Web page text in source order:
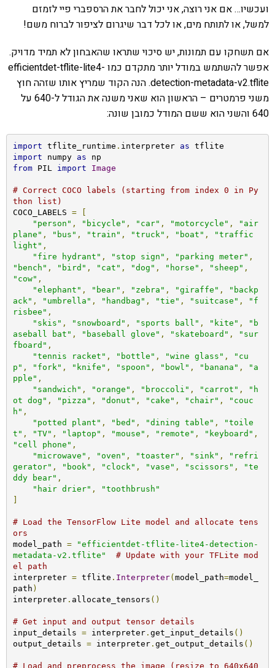
ועכשיו… אם אני רוצה, אני יכול לחבר את הרספברי פיי לזמזם
למשל, או לתותח מים, או לכל דבר שיגרום לציפור לברוח משם!
אם תשחקו עם תמונות, יש סיכוי שתראו שהאבחון לא תמיד מדויק.
אפשר להשתמש במודל יותר מתקדם כמו efficientdet-tflite-lite4-
detection-metadata-v2.tflite. הנה הקוד שמריץ אותו שזהה חוץ
משני פרמטרים – הראשון הוא שאני משנה את הגודל ל-640 על
640 והשני הוא ששם המודל כמובן שונה:
import tflite_runtime . interpreter as
import numpy as
from PIL import Image
# Correct COCO labels (starting from index 0 in Py
thon list)
COCO_LABELS =
"person" , "bicycle" , "car" , "motorcycle" ,
"air
plane" , "bus" , "train" , "truck" , "boat" ,
"traffic
light" ,
"fire hydrant" , "stop sign" , "parking meter" ,
"bench" , "bird" , "cat" , "dog" , "horse" , "sheep" ,
"cow" ,
"elephant" , "bear" , "zebra" , "giraffe" ,
"backp
ack" , "umbrella" , "handbag" , "tie" , "suitcase" ,
"f
risbee" ,
"skis" , "snowboard" , "sports ball" , "kite" ,
"b
aseball bat" , "baseball glove" , "skateboard" ,
"sur
fboard" ,
"tennis racket" , "bottle" , "wine glass" ,
"cu
p" , "fork" , "knife" , "spoon" , "bowl" , "banana" ,
"a
pple" ,
"sandwich" , "orange" , "broccoli" , "carrot" ,
"h
ot dog" , "pizza" , "donut" , "cake" , "chair" ,
"couc
h" ,
"potted plant" , "bed" , "dining table" ,
"toile
t" , "TV" , "laptop" , "mouse" , "remote" , "keyboard" ,
"cell phone" ,
"microwave" , "oven" , "toaster" , "sink" ,
"refri
gerator" , "book" , "clock" , "vase" , "scissors" ,
"te
ddy bear" ,
"hair drier" ,
"toothbrush"
# Load the TensorFlow Lite model and allocate tens
ors
model_path =
"efficientdet-tflite-lite4-detection-
metadata-v2.tflite"
# Update with your TFLite mod
el path
interpreter = tflite . Interpreter( model_path=model_
path )
interpreter. allocate_tensors ()
# Get input and output tensor details
input_details = interpreter. get_input_details ()
output_details = interpreter. get_output_details ()
# Load and preprocess the image (resize to 640x640